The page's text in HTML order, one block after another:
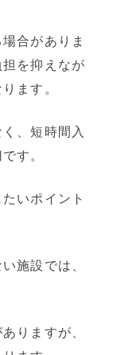
合がありま
を抑えなが
ます。
、短時間入
す。
いポイント
施設では、
りますが、